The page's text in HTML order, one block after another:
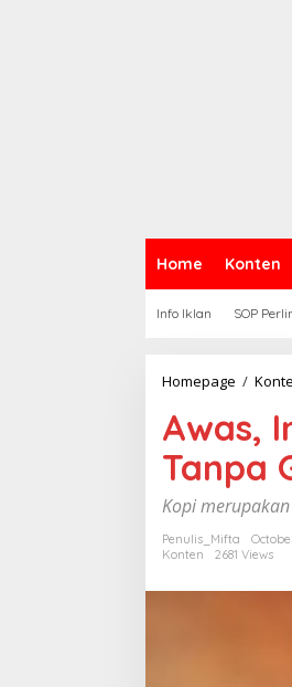
Home Konten
Info Iklan SOP
Homepage /
Awas,
Tanpa
Kopi
Penulis_Mifta
Konten
2681 Views